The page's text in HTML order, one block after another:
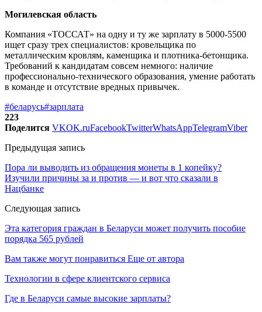
Могилевская область
Компания «ТОССАТ» на одну и ту же зарплату в 5000-5500
ищет сразу трех специалистов: кровельщика по
металлическим кровлям, каменщика и плотника-бетонщика.
Требований к кандидатам совсем немного: наличие
профессионально-технического образования, умение работать
в команде и отсутствие вредных привычек.
#беларусь#зарплата
223
Поделится VKOK.ruFacebookTwitterWhatsAppTelegramViber
Предыдущая запись
Пора ли выводить из обращения монеты в 1 копейку?
Изучили причины за и против — и вот что сказали в
Нацбанке
Следующая запись
Эта категория граждан в Беларуси может получить пособие
порядка 565 рублей
Вам также могут понравиться Еще от автора
Технологии в сфере клиентского сервиса
Где в Беларуси самые высокие зарплаты?